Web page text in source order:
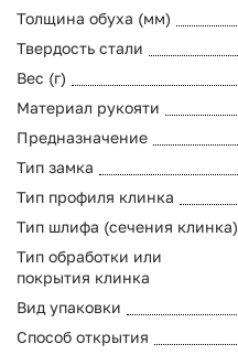
Толщина обуха (мм)
Твердость стали
Вес (г)
Материал рукояти
Предназначение
Тип замка
Тип профиля клинка
Тип шлифа (сечения клинка)
Тип обработки или
покрытия клинка
Вид упаковки
Способ открытия